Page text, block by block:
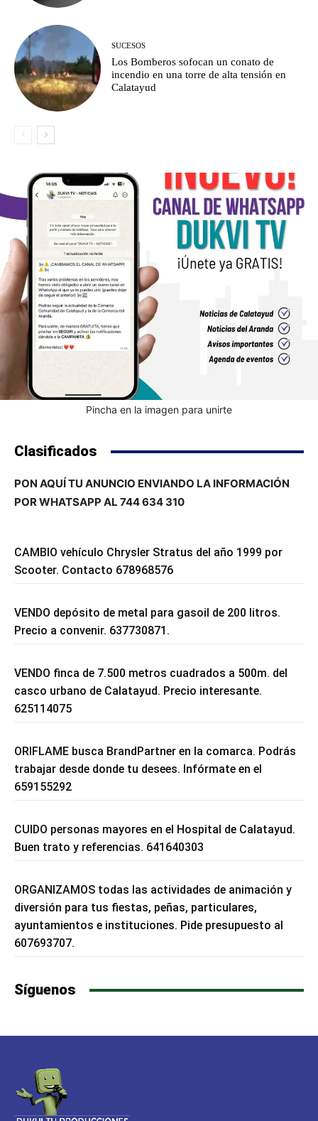
SUCESOS
Los Bomberos sofocan un conato de
incendio en una torre de alta tensión en
Calatayud
Pincha en la imagen para unirte
Clasificados
PON AQUÍ TU ANUNCIO ENVIANDO LA INFORMACIÓN
POR WHATSAPP AL 744 634 310
CAMBIO vehículo Chrysler Stratus del año 1999 por
Scooter. Contacto 678968576
VENDO depósito de metal para gasoil de 200 litros.
Precio a convenir. 637730871.
VENDO finca de 7.500 metros cuadrados a 500m. del
casco urbano de Calatayud. Precio interesante.
625114075
ORIFLAME busca BrandPartner en la comarca. Podrás
trabajar desde donde tu desees. Infórmate en el
659155292
CUIDO personas mayores en el Hospital de Calatayud.
Buen trato y referencias. 641640303
ORGANIZAMOS todas las actividades de animación y
diversión para tus fiestas, peñas, particulares,
ayuntamientos e instituciones. Pide presupuesto al
607693707.
Síguenos